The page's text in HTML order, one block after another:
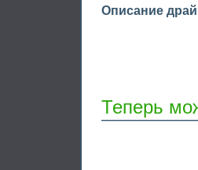
Описание
Теперь